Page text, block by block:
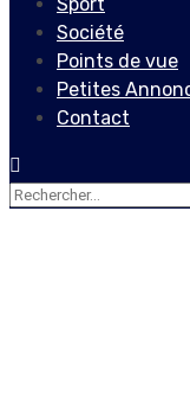
Société
Points de vue
Petites
Contact
Rechercher :